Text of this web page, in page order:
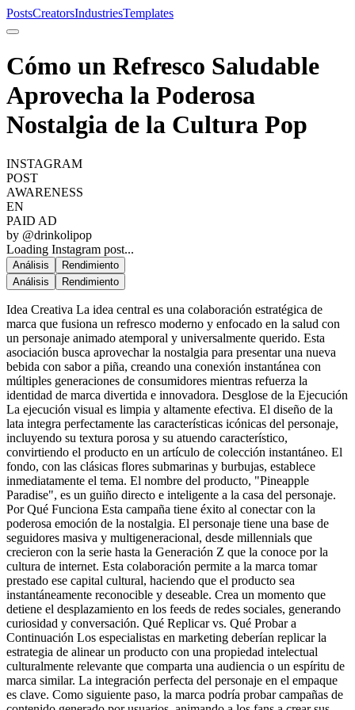
PostsCreatorsIndustriesTemplates
Cómo un Refresco Saludable
Aprovecha la Poderosa
Nostalgia de la Cultura Pop
INSTAGRAM
POST
AWARENESS
EN
PAID AD
by @drinkolipop
Loading Instagram post...
Análisis
Rendimiento
Análisis
Rendimiento
Idea Creativa La idea central es una colaboración estratégica de
marca que fusiona un refresco moderno y enfocado en la salud con
un personaje animado atemporal y universalmente querido. Esta
asociación busca aprovechar la nostalgia para presentar una nueva
bebida con sabor a piña, creando una conexión instantánea con
múltiples generaciones de consumidores mientras refuerza la
identidad de marca divertida e innovadora. Desglose de la Ejecución
La ejecución visual es limpia y altamente efectiva. El diseño de la
lata integra perfectamente las características icónicas del personaje,
incluyendo su textura porosa y su atuendo característico,
convirtiendo el producto en un artículo de colección instantáneo. El
fondo, con las clásicas flores submarinas y burbujas, establece
inmediatamente el tema. El nombre del producto, "Pineapple
Paradise", es un guiño directo e inteligente a la casa del personaje.
Por Qué Funciona Esta campaña tiene éxito al conectar con la
poderosa emoción de la nostalgia. El personaje tiene una base de
seguidores masiva y multigeneracional, desde millennials que
crecieron con la serie hasta la Generación Z que la conoce por la
cultura de internet. Esta colaboración permite a la marca tomar
prestado ese capital cultural, haciendo que el producto sea
instantáneamente reconocible y deseable. Crea un momento que
detiene el desplazamiento en los feeds de redes sociales, generando
curiosidad y conversación. Qué Replicar vs. Qué Probar a
Continuación Los especialistas en marketing deberían replicar la
estrategia de alinear un producto con una propiedad intelectual
culturalmente relevante que comparta una audiencia o un espíritu de
marca similar. La integración perfecta del personaje en el empaque
es clave. Como siguiente paso, la marca podría probar campañas de